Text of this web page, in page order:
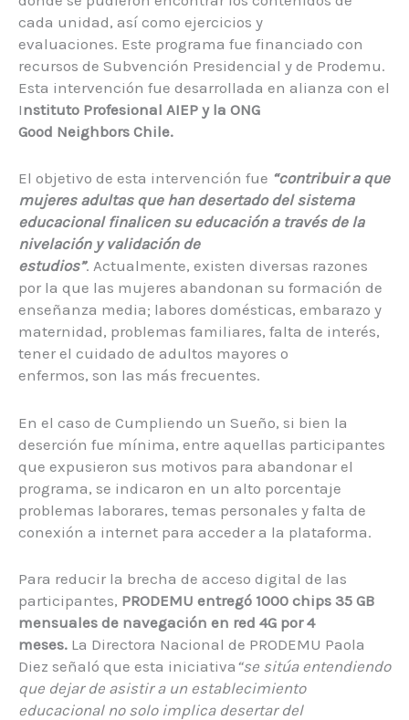
cada unidad, así como ejercicios y
evaluaciones. Este programa fue financiado con
recursos de Subvención Presidencial y de Prodemu.
Esta intervención fue desarrollada en alianza con el
Instituto Profesional AIEP y la ONG
Good Neighbors Chile.
El objetivo de esta intervención fue “contribuir a que
mujeres adultas que han desertado del sistema
educacional finalicen su educación a través de la
nivelación y validación de
estudios”. Actualmente, existen diversas razones
por la que las mujeres abandonan su formación de
enseñanza media; labores domésticas, embarazo y
maternidad, problemas familiares, falta de interés,
tener el cuidado de adultos mayores o
enfermos, son las más frecuentes.
En el caso de Cumpliendo un Sueño, si bien la
deserción fue mínima, entre aquellas participantes
que expusieron sus motivos para abandonar el
programa, se indicaron en un alto porcentaje
problemas laborares, temas personales y falta de
conexión a internet para acceder a la plataforma.
Para reducir la brecha de acceso digital de las
participantes, PRODEMU entregó 1000 chips 35 GB
mensuales de navegación en red 4G por 4
meses. La Directora Nacional de PRODEMU Paola
Diez señaló que esta iniciativa “se sitúa entendiendo
que dejar de asistir a un establecimiento
educacional no solo implica desertar del